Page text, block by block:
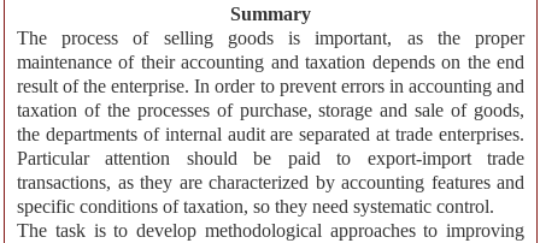
Summary
The process of selling goods is important, as the proper
maintenance of their accounting and taxation depends on the end
result of the enterprise. In order to prevent errors in accounting and
taxation of the processes of purchase, storage and sale of goods,
the departments of internal audit are separated at trade enterprises.
Particular attention should be paid to export-import trade
transactions, as they are characterized by accounting features and
specific conditions of taxation, so they need systematic control.
The task is to develop methodological approaches to improving